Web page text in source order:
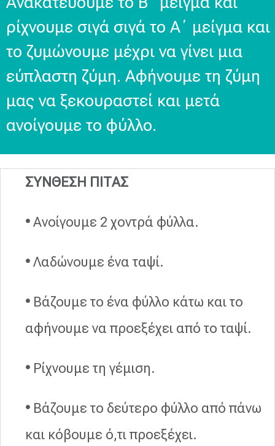
ρίχνουμε σιγά σιγά το Α΄ μείγμα και
το ζυμώνουμε μέχρι να γίνει μια
εύπλαστη ζύμη. Αφήνουμε τη ζύμη
μας να ξεκουραστεί και μετά
ανοίγουμε το φύλλο.
ΣΥΝΘΕΣΗ ΠΙΤΑΣ
• Ανοίγουμε 2 χοντρά φύλλα.
• Λαδώνουμε ένα ταψί.
• Βάζουμε το ένα φύλλο κάτω και το
αφήνουμε να προεξέχει από το ταψί.
• Ρίχνουμε τη γέμιση.
• Βάζουμε το δεύτερο φύλλο από πάνω
και κόβουμε ό,τι προεξέχει.